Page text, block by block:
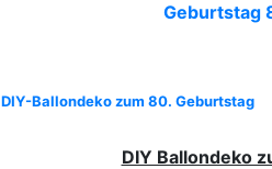
Geburtstag
DIY-Ballondeko zum 80. Geburtstag
DIY Ballondeko